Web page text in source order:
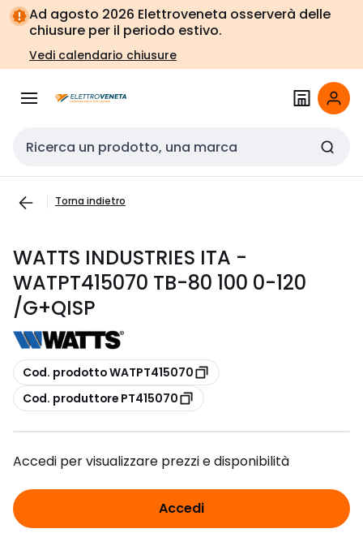
Vai alla
navigazione
Vai
alla
pagina
Ad agosto 2026 Elettroveneta osserverà delle
chiusure per il periodo estivo.
Vedi calendario chiusure
Cerca input
Torna indietro
WATTS INDUSTRIES ITA -
WATPT415070 TB-80 100 0-120
/G+QISP
copia
Cod. prodotto WATPT415070
copia
Cod. produttore PT415070
Accedi per visualizzare prezzi e disponibilità
Accedi